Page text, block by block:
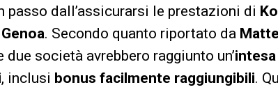
passo dall’assicurarsi le prestazioni di
Genoa. Secondo quanto riportato da
due società avrebbero raggiunto un’
, inclusi bonus facilmente raggiungibili.